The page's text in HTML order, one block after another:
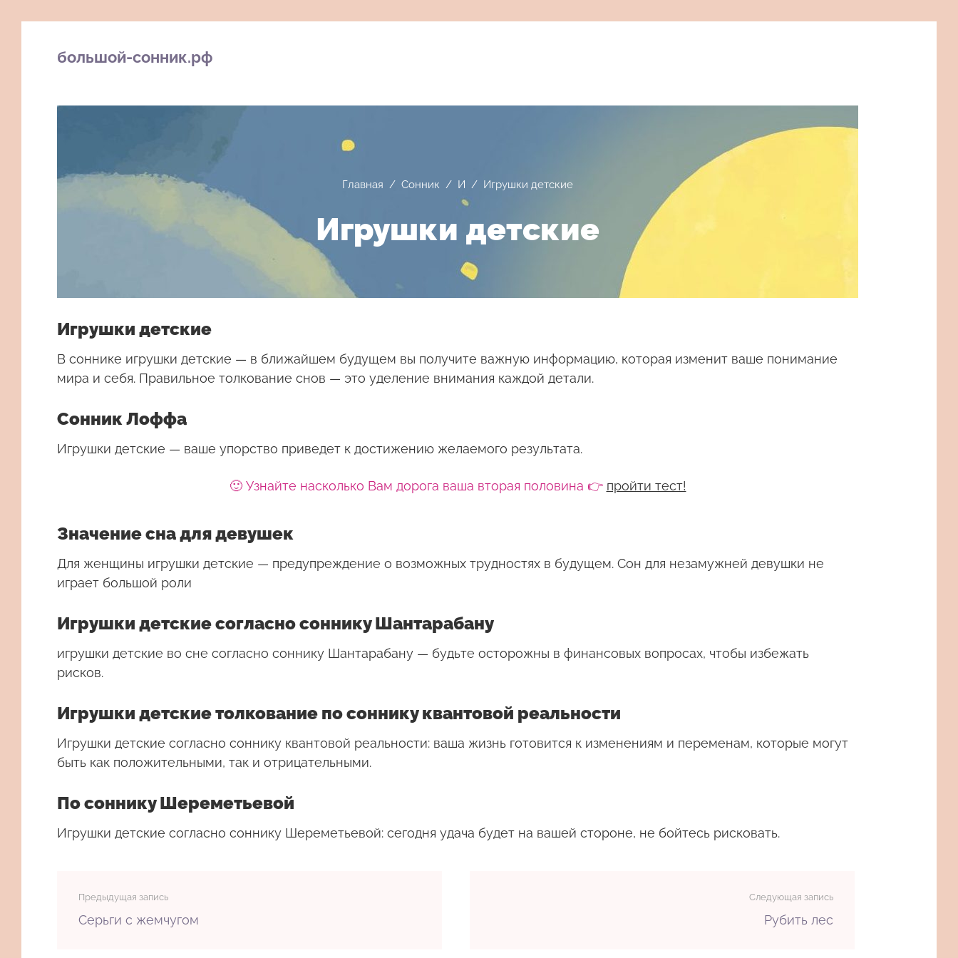
большой-сонник.рф
Главная / Сонник / И / Игрушки детские
Игрушки детские
Игрушки детские
В соннике игрушки детские — в ближайшем будущем вы получите важную информацию, которая изменит ваше понимание
мира и себя. Правильное толкование снов — это уделение внимания каждой детали.
Сонник Лоффа
Игрушки детские — ваше упорство приведет к достижению желаемого результата.
🙂 Узнайте насколько Вам дорога ваша вторая половина 👉 пройти тест!
Значение сна для девушек
Для женщины игрушки детские — предупреждение о возможных трудностях в будущем. Сон для незамужней девушки не
играет большой роли
Игрушки детские согласно соннику Шантарабану
игрушки детские во сне согласно соннику Шантарабану — будьте осторожны в финансовых вопросах, чтобы избежать
рисков.
Игрушки детские толкование по соннику квантовой реальности
Игрушки детские согласно соннику квантовой реальности: ваша жизнь готовится к изменениям и переменам, которые могут
быть как положительными, так и отрицательными.
По соннику Шереметьевой
Игрушки детские согласно соннику Шереметьевой: сегодня удача будет на вашей стороне, не бойтесь рисковать.
Предыдущая запись
Серьги с жемчугом
Следующая запись
Рубить лес